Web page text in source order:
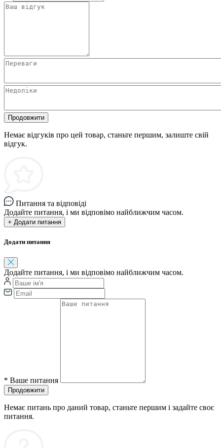
Продовжити
Немає відгуків про цей товар, станьте першим, залиште свій
відгук.
Питання та відповіді
Додайте питання, і ми відповімо найближчим часом.
+ Додати питання
Додати питання
Додайте питання, і ми відповімо найближчим часом.
* Ваше питання
Продовжити
Немає питань про даний товар, станьте першим і задайте своє
питання.